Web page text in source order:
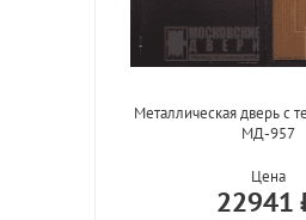
Металлическая дверь с
МД-957
Цена
22941